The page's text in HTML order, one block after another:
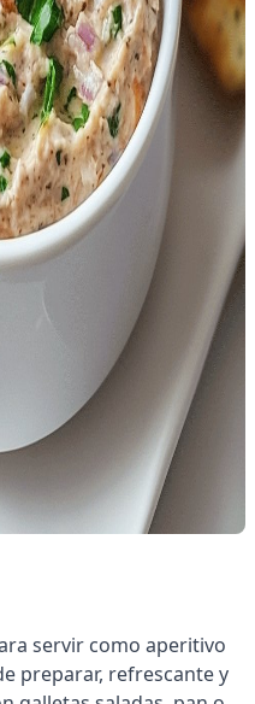
servir como aperitivo
preparar, refrescante y